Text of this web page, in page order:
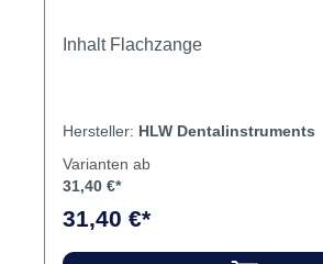
Inhalt Flachzange
Hersteller: HLW Dentalinstruments
Varianten ab
31,40 €*
31,40 €*